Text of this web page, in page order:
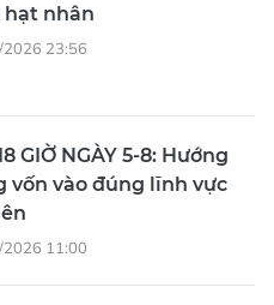
hạt nhân
23:56
GIỜ NGÀY 5-8: Hướng
vốn vào đúng lĩnh vực
11:00